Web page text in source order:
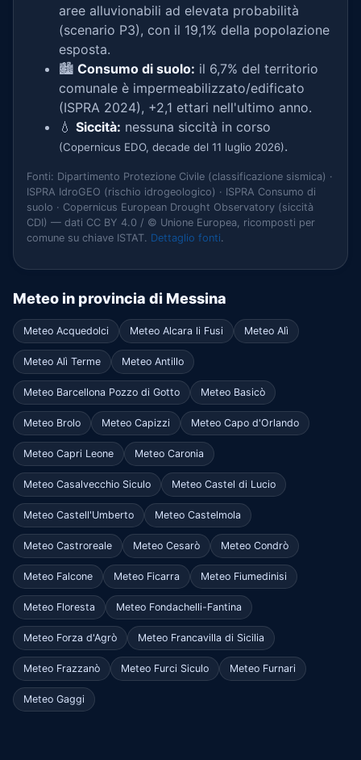
aree alluvionabili ad elevata probabilità
(scenario P3), con il 19,1% della popolazione
esposta.
🏙️ Consumo di suolo: il 6,7% del territorio
comunale è impermeabilizzato/edificato
(ISPRA 2024), +2,1 ettari nell'ultimo anno.
💧 Siccità: nessuna siccità in corso
(Copernicus EDO, decade del 11 luglio 2026).
Fonti: Dipartimento Protezione Civile (classificazione sismica) ·
ISPRA IdroGEO (rischio idrogeologico) · ISPRA Consumo di
suolo · Copernicus European Drought Observatory (siccità
CDI) — dati CC BY 4.0 / © Unione Europea, ricomposti per
comune su chiave ISTAT. Dettaglio fonti.
Meteo in provincia di Messina
Meteo Acquedolci Meteo Alcara li Fusi Meteo Alì
Meteo Alì Terme Meteo Antillo
Meteo Barcellona Pozzo di Gotto Meteo Basicò
Meteo Brolo Meteo Capizzi Meteo Capo d'Orlando
Meteo Capri Leone Meteo Caronia
Meteo Casalvecchio Siculo Meteo Castel di Lucio
Meteo Castell'Umberto Meteo Castelmola
Meteo Castroreale Meteo Cesarò Meteo Condrò
Meteo Falcone Meteo Ficarra Meteo Fiumedinisi
Meteo Floresta Meteo Fondachelli-Fantina
Meteo Forza d'Agrò Meteo Francavilla di Sicilia
Meteo Frazzanò Meteo Furci Siculo Meteo Furnari
Meteo Gaggi